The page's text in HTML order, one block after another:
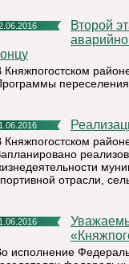
Второй этап Программы переселения из ветхого и
Княжпогостском
переселения
1.06.2016
Княжпогостском
отрасли,
1.06.2016
Уважаемые жители муниципального района
исполнение